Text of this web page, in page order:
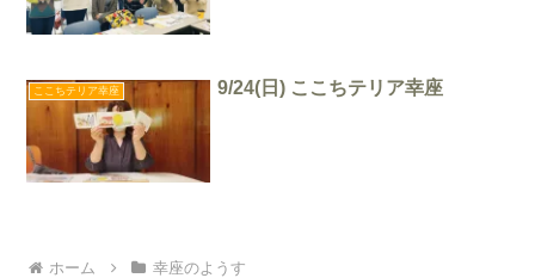
ここちテリア幸座 9/24(日) ここちテリア幸座
ホーム 幸座のようす